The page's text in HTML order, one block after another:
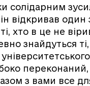
солідарним
відкривав
хто в це не
знайдуться
з вами все